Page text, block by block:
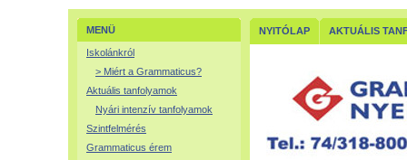
MENÜ
Iskolánkról
> Miért a Grammaticus?
Aktuális tanfolyamok
Nyári intenzív tanfolyamok
Szintfelmérés
Grammaticus érem
NYITÓLAP AKTUÁLIS